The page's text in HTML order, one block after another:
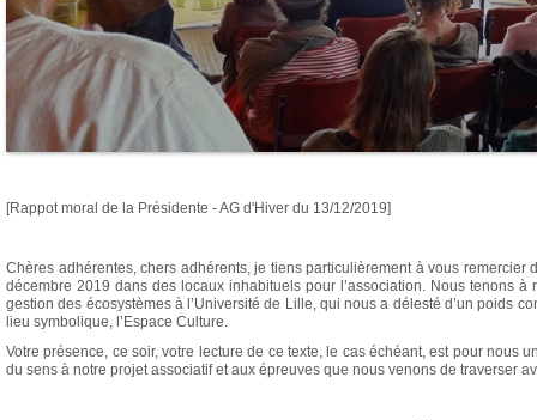
[Rappot moral de la Présidente - AG d'Hiver du 13/12/2019]
Chères adhérentes, chers adhérents, je tiens particulièrement à vous
décembre 2019 dans des locaux inhabituels pour l’association. Nous tenons
gestion des écosystèmes à l’Université de Lille, qui nous a délesté d’un poids
lieu symbolique, l’Espace Culture.
Votre présence, ce soir, votre lecture de ce texte, le cas échéant, est pour nous
du sens à notre projet associatif et aux épreuves que nous venons de traverser